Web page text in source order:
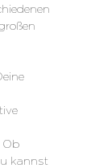
Ob
kannst